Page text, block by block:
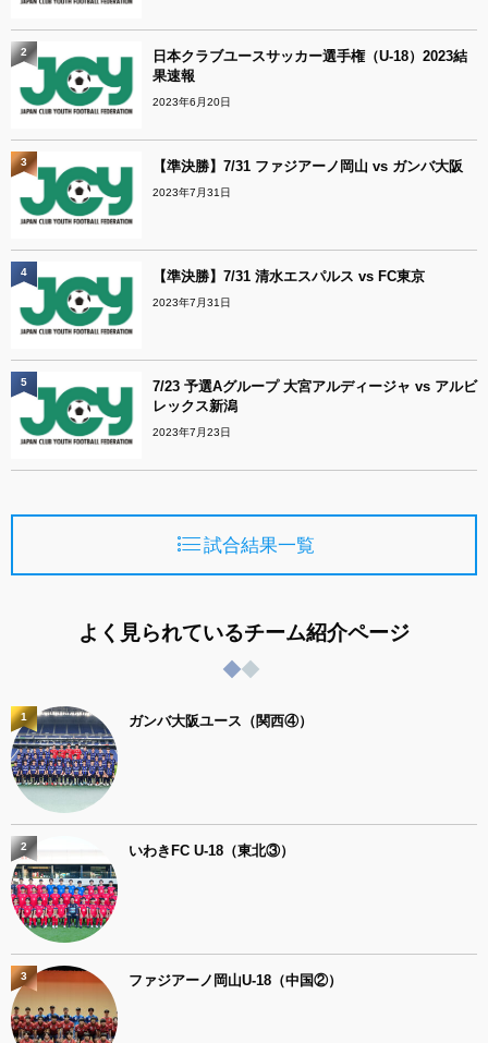
日本クラブユースサッカー選手権（U-18）2023結
果速報
2023年6月20日
2
【準決勝】7/31 ファジアーノ岡山 vs ガンバ大阪
2023年7月31日
3
【準決勝】7/31 清水エスパルス vs FC東京
2023年7月31日
4
7/23 予選Aグループ 大宮アルディージャ vs アルビ
レックス新潟
2023年7月23日
5
試合結果一覧
よく見られているチーム紹介ページ
ガンバ大阪ユース（関西④）
1
いわきFC U-18（東北③）
2
ファジアーノ岡山U-18（中国②）
3